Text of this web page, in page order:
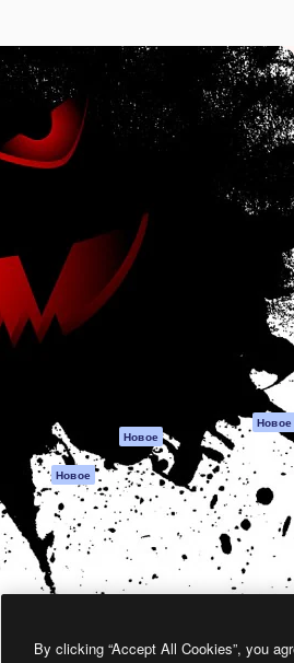
Продукция
Генератор
изображений ИИ
Генератор видео
ИИ
Генератор голоса
MCP для
Claude/ChatGPT
Новое
Агенты Новое
API
Мобильное
приложение
Все инструменты
Magnific
Academy
Документация
Оригиналы Новое
Политика
cookie
Центр доверия
Партнеры
Предприятие
By clicking “Accept All Cookies”, you